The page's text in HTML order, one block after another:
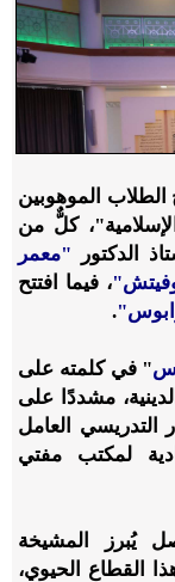
الموهوبين
كلٌّ من
الدكتور "معمر
، فيما افتتح
.
" في كلمته على
مشددًا على
التدريسي العامل
لمكتب مفتي
يُبرز المشيخة
القطاع الحيوي،